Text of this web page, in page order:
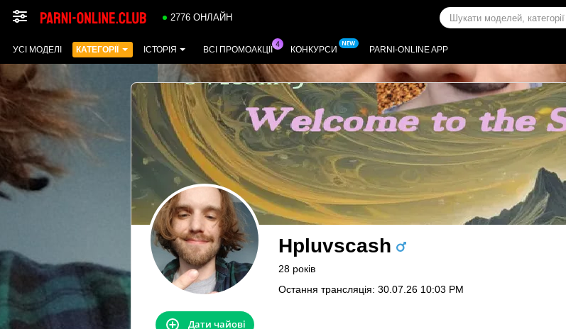
2776 ОНЛАЙН
УСІ МОДЕЛІ КАТЕГОРІЇ ІСТОРІЯ ВСІ ПРОМОАКЦІЇ КОНКУРСИ PARNI-ONLINE APP
Hpluvscash
28 років
Остання трансляція: 30.07.26 10:03 PM
Дати чайові